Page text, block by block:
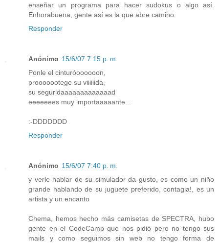
enseñar un programa para hacer sudokus o algo así.
Enhorabuena, gente así es la que abre camino.
Responder
Anónimo 15/6/07 7:15 p. m.
Ponle el cinturóoooooon,
prooooootege su viiiiiida,
su seguridaaaaaaaaaaaaad
eeeeeees muy importaaaaante...
:-DDDDDDD
Responder
Anónimo 15/6/07 7:40 p. m.
y verle hablar de su simulador da gusto, es como un niño
grande hablando de su juguete preferido, contagia!, es un
artista y un encanto
Chema, hemos hecho más camisetas de SPECTRA, hubo
gente en el CodeCamp que nos pidió pero no tengo sus
mails y como seguimos sin web no tengo forma de